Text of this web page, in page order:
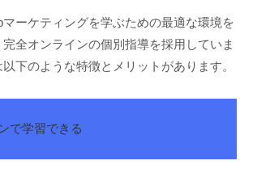
ーケティングを学ぶための最適な環境を
全オンラインの個別指導を採用していま
下のような特徴とメリットがあります。
で学習できる